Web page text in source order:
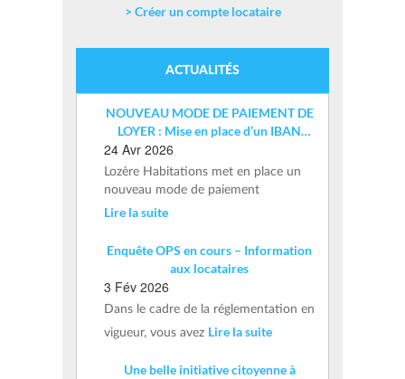
> Créer un compte locataire
ACTUALITÉS
NOUVEAU MODE DE PAIEMENT DE
LOYER : Mise en place d’un IBAN
24 Avr 2026
Lozère Habitations met en place un
nouveau mode de paiement
Lire la suite
Enquête OPS en cours – Information
aux locataires
3 Fév 2026
Dans le cadre de la réglementation en
vigueur, vous avez Lire la suite
Une belle initiative citoyenne à